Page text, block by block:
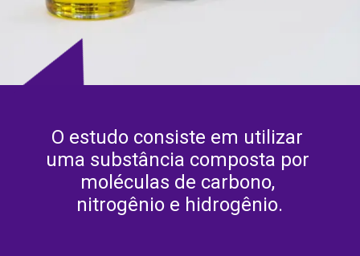
O estudo consiste em utilizar
uma substância composta por
moléculas de carbono,
nitrogênio e hidrogênio.